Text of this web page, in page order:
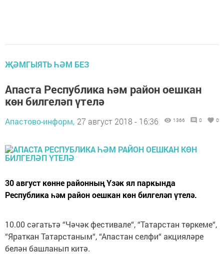
ҖӘМГЫЯТЬ ҺӘМ БЕЗ
Апаста Республика һәм район оешкан
көн билгеләп үтелә
Апастово-информ, 27 август 2018 - 16:36 1366 0 0
30 август көнне районның Үзәк ял паркында
Республика һәм район оешкан көн билгеләп үтелә.
10.00 сәгатьтә “Чәчәк фестивале“, “Татарстан төркеме“,
“Яраткан Татарстаным“, “Апастан селфи“ акцияләре
белән башланып китә.